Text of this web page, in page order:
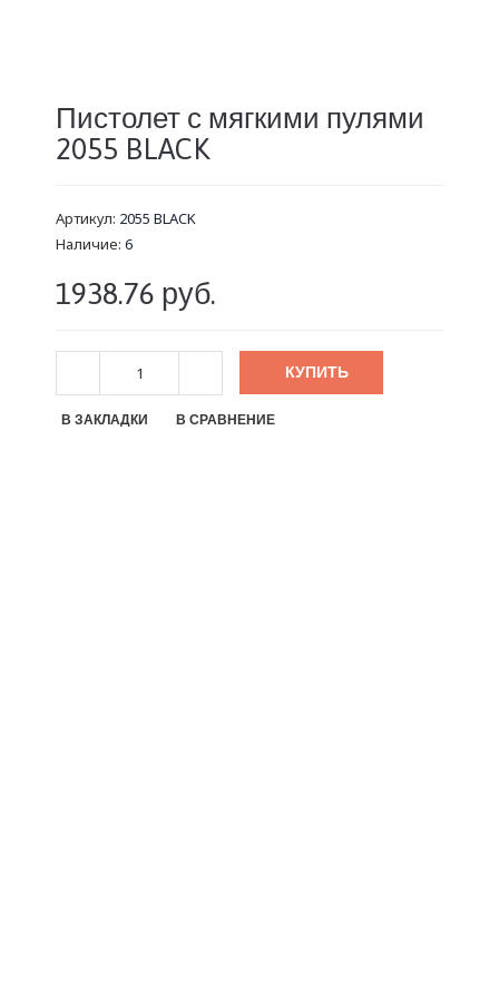
Пистолет с мягкими пулями
2055 BLACK
Артикул: 2055 BLACK
Наличие: 6
1938.76 руб.
КУПИТЬ
В ЗАКЛАДКИ В СРАВНЕНИЕ